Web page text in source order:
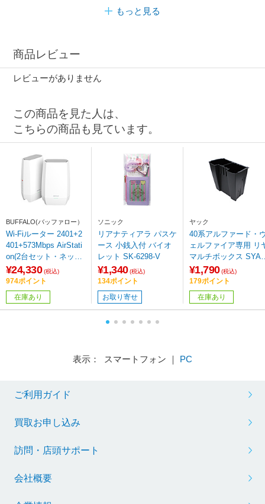
もっと見る
商品レビュー
レビューがありません
この商品を見た人は、
こちらの商品も見ています。
BUFFALO(バッファロー）
Wi-Fiルーター 2401+2
401+573Mbps AirStati
on(2台セット・ネット
脅威ブロッカー2対応)
ホワイト WNR-5400X
E6P/2S ［Wi-Fi 6E(ax)
/IPv6対応］
¥24,330 (税込)
974ポイント
在庫あり
ソニック
リアナティアラ パスケ
ース 小銭入付 バイオ
レット SK-6298-V
¥1,340 (税込)
134ポイント
お取り寄せ
ヤック
40系アルファード・
ェルファイア専用 リ
マルチボックス SYAV
11
¥1,790 (税込)
179ポイント
在庫あり
表示： スマートフォン ｜ PC
ご利用ガイド
買取お申し込み
訪問・店頭サポート
会社概要